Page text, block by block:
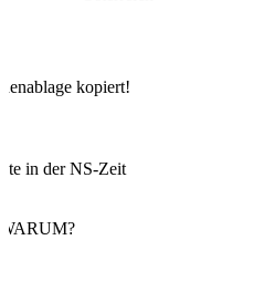
kopiert!
in der NS-Zeit